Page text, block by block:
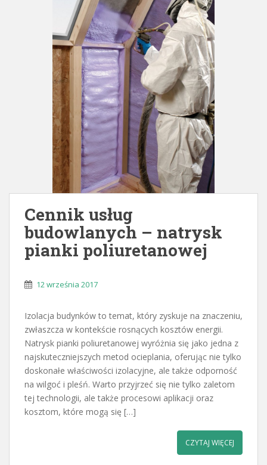
Cennik usług
budowlanych – natrysk
pianki poliuretanowej
12 września 2017
Izolacja budynków to temat, który zyskuje na znaczeniu,
zwłaszcza w kontekście rosnących kosztów energii.
Natrysk pianki poliuretanowej wyróżnia się jako jedna z
najskuteczniejszych metod ocieplania, oferując nie tylko
doskonałe właściwości izolacyjne, ale także odporność
na wilgoć i pleśń. Warto przyjrzeć się nie tylko zaletom
tej technologii, ale także procesowi aplikacji oraz
kosztom, które mogą się […]
CZYTAJ WIĘCEJ